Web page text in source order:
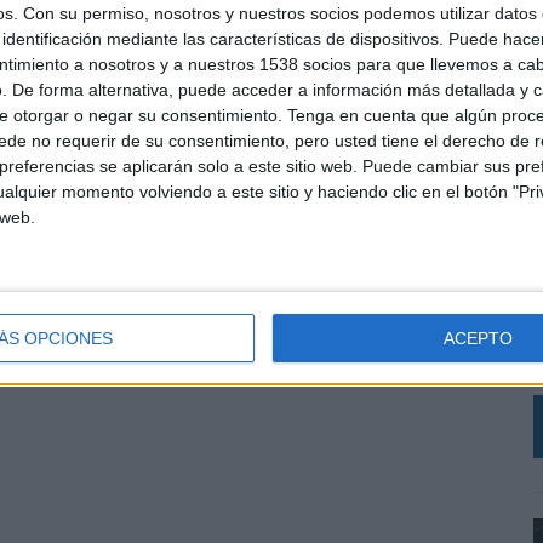
Con su permiso, nosotros y nuestros socios podemos utilizar datos
mediante las características de dispositivos. Puede
a nosotros y a nuestros 1538 socios para que llevemos a
De forma alternativa, puede acceder a información más detallada y
otorgar o negar su consentimiento. Tenga en cuenta que algún
no requerir de su consentimiento, pero usted tiene el derecho de
se aplicarán solo a este sitio web. Puede cambiar sus
momento volviendo a este sitio y haciendo clic en el botón
OPCIONES ACEPTO
Caro Import es un nuevo cliente que está
productos de alta calidad avalados por una
acompañamos los hitos de la empresa para
público, orientando sus actividades
relaciones sólidas y duraderas con la
consecución de las metas de la compañía”.
SHARE ENVIAR PIN